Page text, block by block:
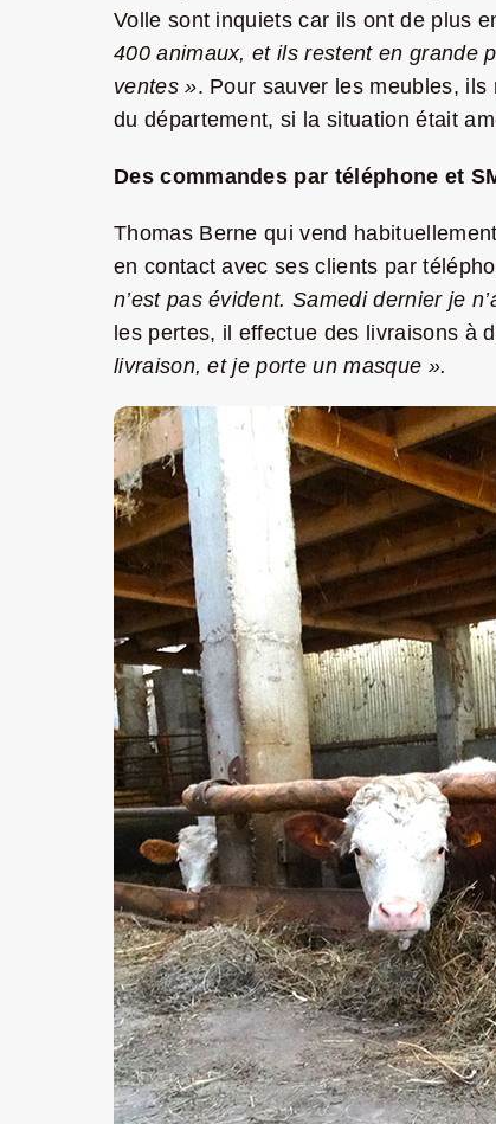
Volle sont inquiets car ils ont de plus
400 animaux, et ils restent en grande
ventes ». Pour sauver les meubles, ils
du département, si la situation était
Des commandes par téléphone et
Thomas Berne qui vend
en contact avec ses clients par
n’est pas évident. Samedi dernier je
les pertes, il effectue des livraisons à
livraison, et je porte un masque ».